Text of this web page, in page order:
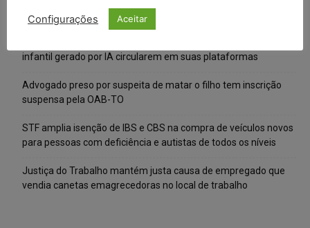
Composição da taxa de juros
infantil gerado por IA circularem em suas plataformas
Advogado preso por suspeita de matar o filho tem inscrição
suspensa pela OAB-TO
STF amplia isenção de IBS e CBS na compra de veículos novos
para pessoas com deficiência e autistas de todos os níveis
Justiça do Trabalho mantém justa causa de empregado que
vendia canetas emagrecedoras no local de trabalho
Configurações Aceitar